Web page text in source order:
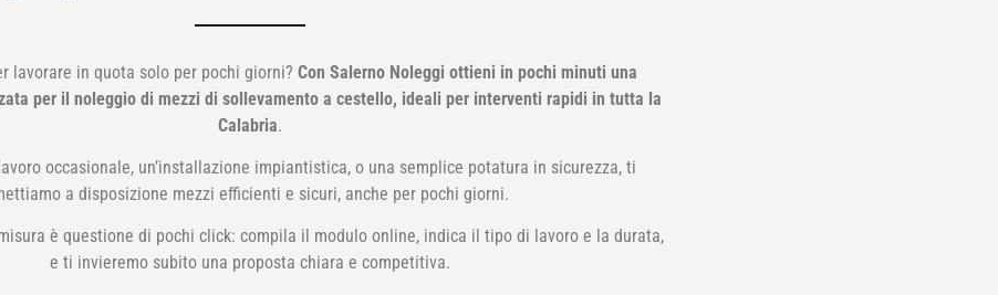
lavorare in quota solo per pochi giorni?Con Salerno Noleggi ottieni in pochi minuti una
per il noleggio di mezzi di sollevamento a cestello, ideali per interventi rapidi in tutta la
Calabria.
occasionale, un’installazione impiantistica, o una semplice potatura in sicurezza, ti
a disposizione mezzi efficienti e sicuri, anche per pochi giorni.
è questione di pochi click: compila il modulo online, indica il tipo di lavoro e la durata,
e ti invieremo subito una proposta chiara e competitiva.